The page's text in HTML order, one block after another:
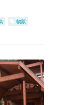
物販